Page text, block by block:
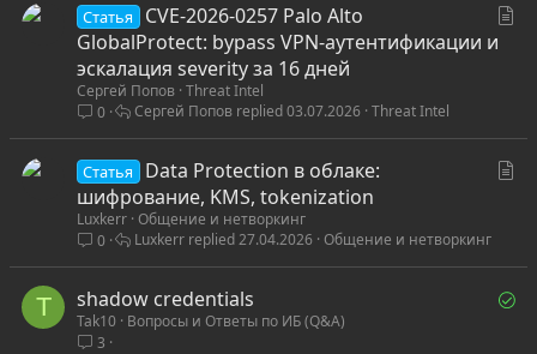
я
Статья
CVE-2026-0257 Palo Alto
GlobalProtect: bypass VPN-аутентификации и
эскалация severity за 16 дней
Сергей Попов Threat Intel
0
Threat Intel
03.07.2026
Сергей Попов
ь
я
Статья
Data Protection в облаке:
шифрование, KMS, tokenization
Luxkerr Общение и нетворкинг
0
Общение и нетворкинг
27.04.2026
Luxkerr
T
Р
shadow credentials
Tak10 Вопросы и Ответы по ИБ (Q&A)
3